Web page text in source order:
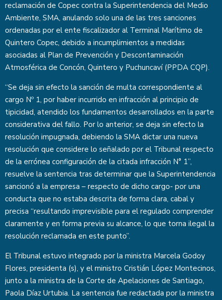
reclamación de Copec contra la Superintendencia del Medio
Ambiente, SMA, anulando solo una de las tres sanciones
ordenadas por el ente fiscalizador al Terminal Marítimo de
Quintero Copec, debido a incumplimientos a medidas
asociadas al Plan de Prevención y Descontaminación
Atmosférica de Concón, Quintero y Puchuncaví (PPDA CQP).
“Se deja sin efecto la sanción de multa correspondiente al
cargo Nº 1, por haber incurrido en infracción al principio de
tipicidad, atendido los fundamentos desarrollados en la parte
considerativa del fallo. Por lo anterior, se deja sin efecto la
resolución impugnada, debiendo la SMA dictar una nueva
resolución que considere lo señalado por el Tribunal respecto
de la errónea configuración de la citada infracción N° 1”,
resuelve la sentencia tras determinar que la Superintendencia
sancionó a la empresa – respecto de dicho cargo- por una
conducta que no estaba descrita de forma clara, cabal y
precisa “resultando imprevisible para el regulado comprender
claramente y en forma previa su alcance, lo que torna ilegal la
resolución reclamada en este punto”.
El Tribunal estuvo integrado por la ministra Marcela Godoy
Flores, presidenta (s), y el ministro Cristián López Montecinos,
junto a la ministra de la Corte de Apelaciones de Santiago,
Paola Díaz Urtubia. La sentencia fue redactada por la ministra